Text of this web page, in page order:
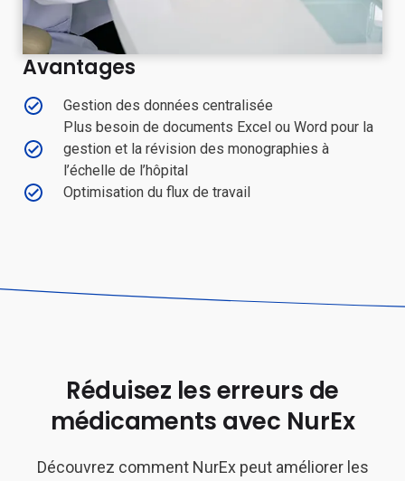
Avantages
Gestion des données centralisée
Plus besoin de documents Excel ou Word pour la
gestion et la révision des monographies à
l’échelle de l’hôpital
Optimisation du flux de travail
Réduisez les erreurs de
médicaments avec NurEx
Découvrez comment NurEx peut améliorer les